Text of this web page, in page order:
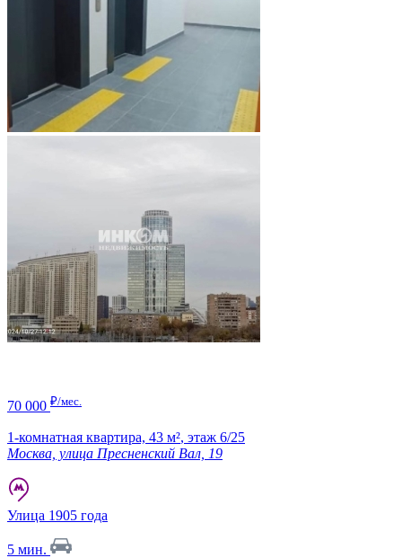
70 000 ₽/мес.
1-комнатная квартира, 43 м², этаж 6/25
Москва, улица Пресненский Вал, 19
Улица 1905 года
5 мин.